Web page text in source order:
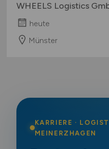
WHEELS Logistics
heute
Münster
KARRIERE ·
MEINERZHAGEN